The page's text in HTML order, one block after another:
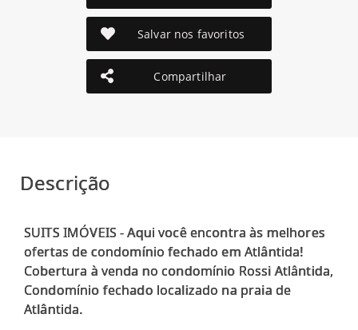
Salvar nos favoritos
Compartilhar
Descrição
SUITS IMÓVEIS - Aqui você encontra às melhores
ofertas de condomínio fechado em Atlântida!
Cobertura à venda no condomínio Rossi Atlântida,
Condomínio fechado localizado na praia de
Atlântida.